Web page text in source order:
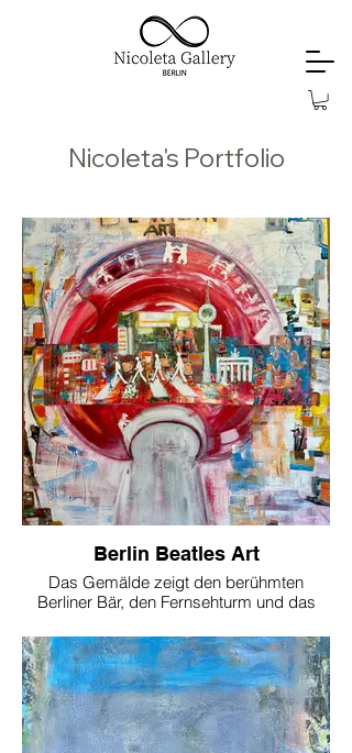
Nicoleta's Portfolio
Berlin Beatles Art
Das Gemälde zeigt den berühmten
Berliner Bär, den Fernsehturm und das
Berlins sind nicht nur architektonische
Symbole, sondern auch ikonische Zeichen
der Identität und Geschichte der Stadt. Sie
stehen für die ständige Entwicklung und
Transformation Berlins und seiner
Bewohner.